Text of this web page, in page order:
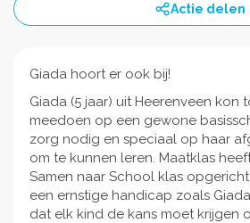
Actie delen
Giada hoort er ook bij!
Giada (5 jaar) uit Heerenveen kon
meedoen op een gewone
zorg nodig en speciaal op haar
om te kunnen leren. Maatklas
Samen naar School klas
een ernstige handicap zoals
dat elk kind de kans moet krijgen